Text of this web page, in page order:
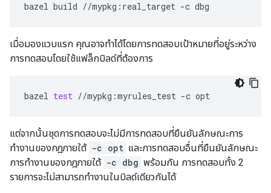
bazel build //mypkg:real_target -c
เมื่อมองแวบแรก คุณอาจทำได้โดยการทดสอบเป้าหมายที่อยู่ระหว่าง
การทดสอบโดยใช้แฟล็กบิลด์ที่ต้องการ
bazel test //mypkg:myrules_test -c
แต่จากนั้นชุดการทดสอบจะไม่มีการทดสอบที่ยืนยันลักษณะการ
ทำงานของกฎภายใต้ -c opt และการทดสอบอื่นที่ยืนยันลักษณะ
การทำงานของกฎภายใต้ -c dbg พร้อมกัน การทดสอบทั้ง 2
รายการจะไม่สามารถทำงานในบิลด์เดียวกันได้